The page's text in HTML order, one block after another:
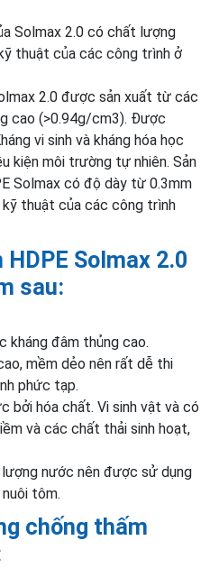
Solmax 2.0 có chất lượng
thuật của các công trình ở
2.0 được sản xuất từ các
cao (>0.94g/cm3). Được
vi sinh và kháng hóa học
kiện môi trường tự nhiên. Sản
Solmax có độ dày từ 0.3mm
thuật của các công trình
Solmax 2.0
sau:
kháng đâm thủng cao.
mềm dẻo nên rất dễ thi
phức tạp.
bởi hóa chất. Vi sinh vật và có
và các chất thải sinh hoạt,
nước nên được sử dụng
tôm.
chống thấm